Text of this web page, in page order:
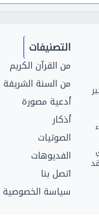
التصنيفات
من القرآن الكريم
من السنة الشريفة
أدعية مصورة
أذكار
الصوتيات
الفديوهات
اتصل بنا
سياسة الخصوصية